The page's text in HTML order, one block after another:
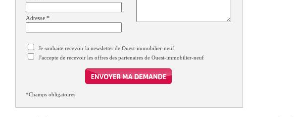
Adresse *
Je souhaite recevoir la newsletter de Ouest-immobilier-neuf
J'accepte de recevoir les offres des partenaires de Ouest-immobilier-neuf
*Champs obligatoires